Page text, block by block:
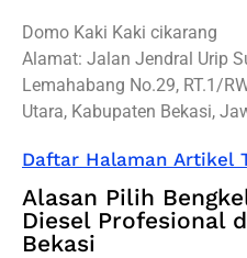
Domo Kaki Kaki cikarang
Alamat: Jalan Jendral Urip
Lemahabang No.29, RT.1/
Utara, Kabupaten Bekasi,
Daftar Halaman Artikel
Alasan Pilih
Diesel Profesional
Bekasi